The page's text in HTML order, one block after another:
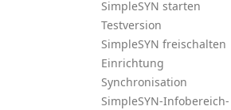
SimpleSYN starten
Testversion
SimpleSYN freischalten
Einrichtung
Synchronisation
SimpleSYN-Infobereich-